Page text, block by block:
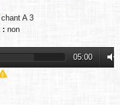
chant A 3
: non
05:00